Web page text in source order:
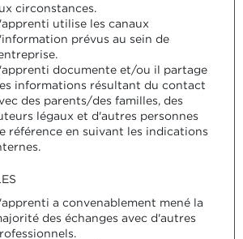
circonstances.
utilise les canaux
prévus au sein de
documente et/ou il partage
informations résultant du contact
des parents/des familles, des
légaux et d'autres personnes
référence en suivant les indications
a convenablement mené la
des échanges avec d'autres